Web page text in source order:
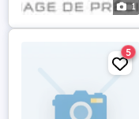
1
5